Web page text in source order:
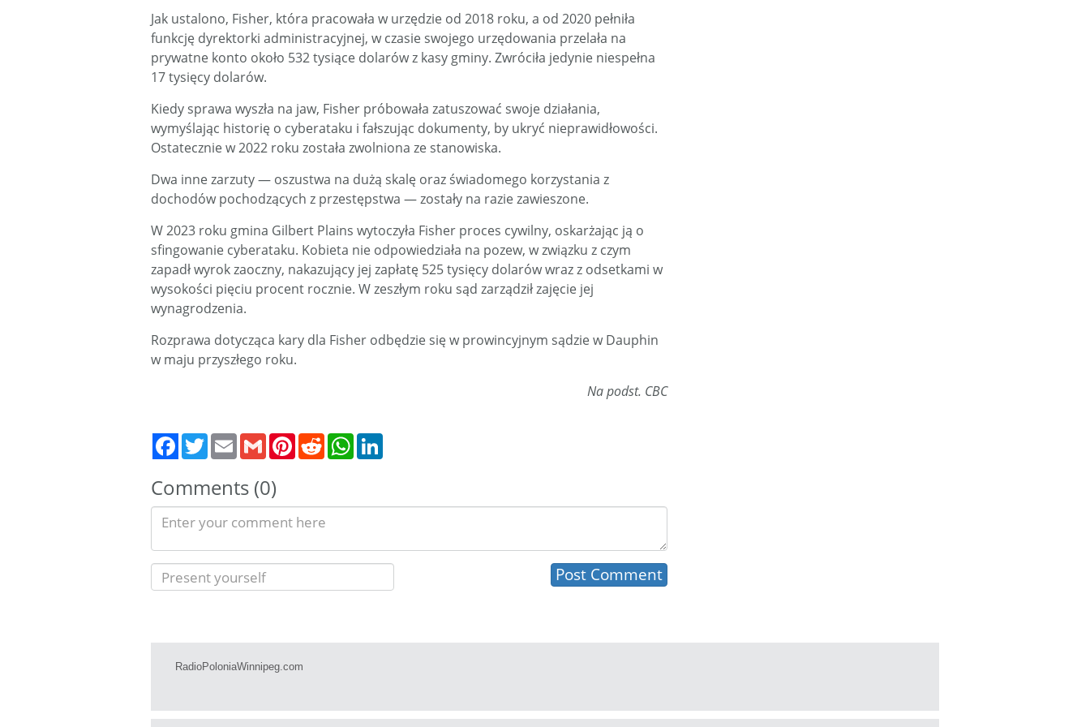
Jak ustalono, Fisher, która pracowała w urzędzie od 2018 roku, a od 2020 pełniła
funkcję dyrektorki administracyjnej, w czasie swojego urzędowania przelała na
prywatne konto około 532 tysiące dolarów z kasy gminy. Zwróciła jedynie niespełna
17 tysięcy dolarów.
Kiedy sprawa wyszła na jaw, Fisher próbowała zatuszować swoje działania,
wymyślając historię o cyberataku i fałszując dokumenty, by ukryć nieprawidłowości.
Ostatecznie w 2022 roku została zwolniona ze stanowiska.
Dwa inne zarzuty — oszustwa na dużą skalę oraz świadomego korzystania z
dochodów pochodzących z przestępstwa — zostały na razie zawieszone.
W 2023 roku gmina Gilbert Plains wytoczyła Fisher proces cywilny, oskarżając ją o
sfingowanie cyberataku. Kobieta nie odpowiedziała na pozew, w związku z czym
zapadł wyrok zaoczny, nakazujący jej zapłatę 525 tysięcy dolarów wraz z odsetkami w
wysokości pięciu procent rocznie. W zeszłym roku sąd zarządził zajęcie jej
wynagrodzenia.
Rozprawa dotycząca kary dla Fisher odbędzie się w prowincyjnym sądzie w Dauphin
w maju przyszłego roku.
Na podst. CBC
TwitterEmail Gmail PinterestRedditWhatsApp
Comments (0)
RadioPoloniaWinnipeg.com